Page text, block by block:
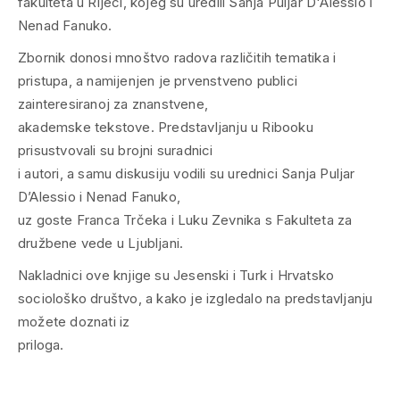
Zbornik donosi mnoštvo radova različitih tematika i
pristupa, a namijenjen je prvenstveno publici
zainteresiranoj za znanstvene,
akademske tekstove. Predstavljanju u Ribooku
prisustvovali su brojni suradnici
i autori, a samu diskusiju vodili su urednici Sanja Puljar
D’Alessio i Nenad Fanuko,
uz goste Franca Trčeka i Luku Zevnika s Fakulteta za
družbene vede u Ljubljani.
Nakladnici ove knjige su Jesenski i Turk i Hrvatsko
sociološko društvo, a kako je izgledalo na predstavljanju
možete doznati iz
priloga.